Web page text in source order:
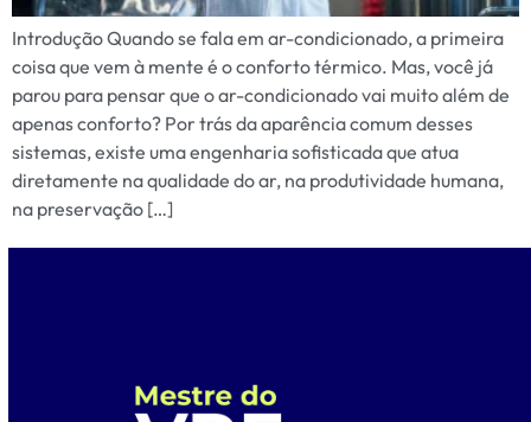
Introdução Quando se fala em ar-condicionado, a primeira
coisa que vem à mente é o conforto térmico. Mas, você já
parou para pensar que o ar-condicionado vai muito além de
apenas conforto? Por trás da aparência comum desses
sistemas, existe uma engenharia sofisticada que atua
diretamente na qualidade do ar, na produtividade humana,
na preservação […]